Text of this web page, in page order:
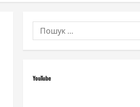
Пошук:
YouTube